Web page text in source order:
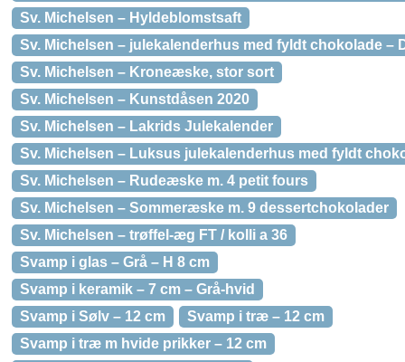
Sv. Michelsen – Hyldeblomstsaft
Sv. Michelsen – julekalenderhus med fyldt chokolade –
Sv. Michelsen – Kroneæske, stor sort
Sv. Michelsen – Kunstdåsen 2020
Sv. Michelsen – Lakrids Julekalender
Sv. Michelsen – Luksus julekalenderhus med fyldt
Sv. Michelsen – Rudeæske m. 4 petit fours
Sv. Michelsen – Sommeræske m. 9 dessertchokolader
Sv. Michelsen – trøffel-æg FT / kolli a 36
Svamp i glas – Grå – H 8 cm
Svamp i keramik – 7 cm – Grå-hvid
Svamp i Sølv – 12 cm
Svamp i træ – 12 cm
Svamp i træ m hvide prikker – 12 cm